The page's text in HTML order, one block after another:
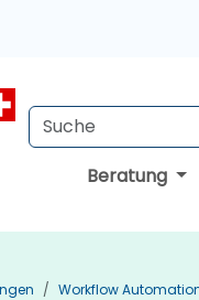
Beratung
Workflow